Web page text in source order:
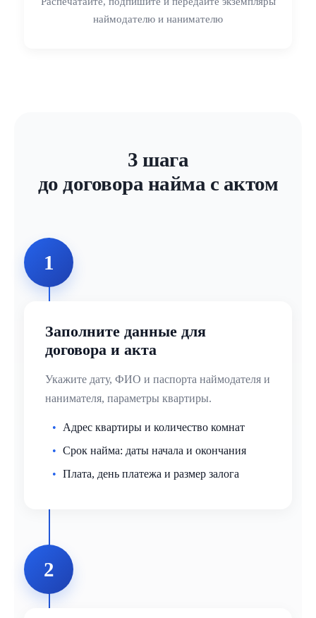
Можно ли доработать текст после скачивания
конкретной мебели, фотоотчёт в приложении, условия
о животных, курении или порядке возврата депозита.
Перед подписанием проверьте адрес квартиры, суммы
наймодателю и нанимателю
3 шага
до договора найма с актом
1
Заполните данные для
договора и акта
Укажите дату, ФИО и паспорта наймодателя и
нанимателя, параметры квартиры.
Адрес квартиры и количество комнат
Срок найма: даты начала и окончания
Плата, день платежа и размер залога
2